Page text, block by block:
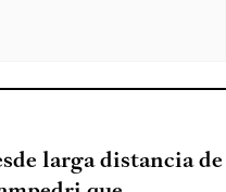
larga distancia de